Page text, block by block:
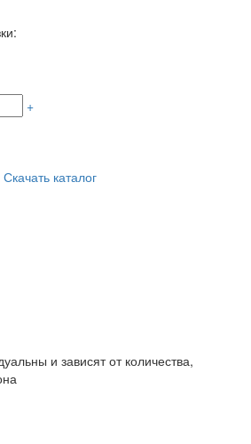
+
Скачать каталог
и зависят от количества,